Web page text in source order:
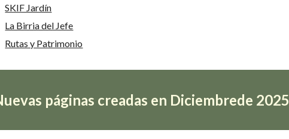
SKIF Jardín
La Birria del Jefe
Rutas y Patrimonio
páginas creadas en Diciembrede 2025